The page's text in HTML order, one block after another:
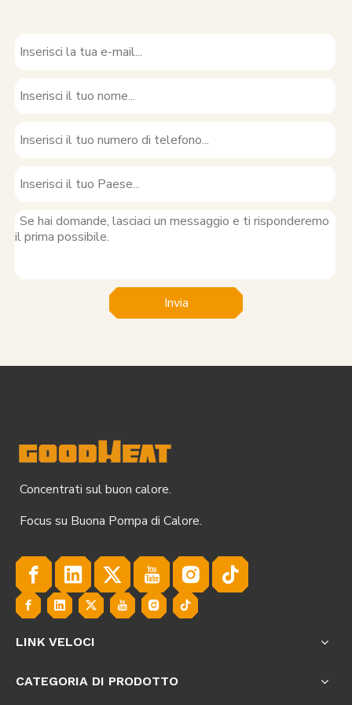
Invia
Concentrati sul buon calore.
Focus su Buona Pompa di Calore.
LINK VELOCI
CATEGORIA DI PRODOTTO